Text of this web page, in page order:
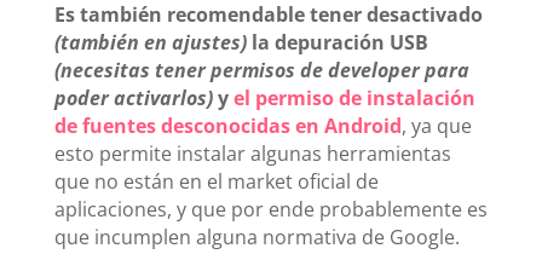
Es también recomendable tener desactivado
(también en ajustes) la depuración USB
(necesitas tener permisos de developer para
poder activarlos)yel permiso de instalación
de fuentes desconocidas en Android, ya que
esto permite instalar algunas herramientas
que no están en el market oficial de
aplicaciones, y que por ende probablemente es
que incumplen alguna normativa de Google.